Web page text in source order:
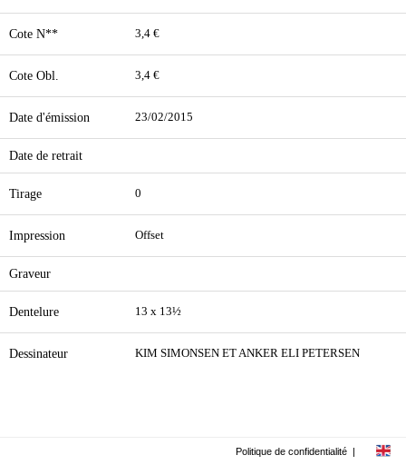
Cote N** 3,4 €
Cote Obl. 3,4 €
Date d'émission 23/02/2015
Date de retrait
Tirage 0
Impression Offset
Graveur
Dentelure 13 x 13½
Dessinateur KIM SIMONSEN ET ANKER ELI PETERSEN
Politique de confidentialité |